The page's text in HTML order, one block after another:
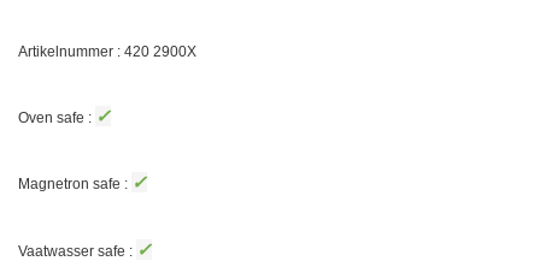
Artikelnummer : 420 2900X
Oven safe : ✓
Magnetron safe : ✓
Vaatwasser safe : ✓